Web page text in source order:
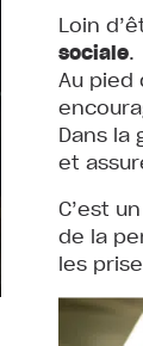
Loin
sociale.
Au pied
Dans la
et
C’est
de la
les